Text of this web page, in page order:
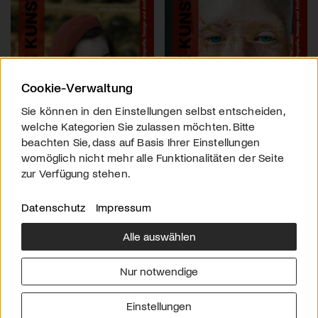
Über uns
Downloads
Werben
Impressum
Cookie-Verwaltung
Sie können in den Einstellungen selbst entscheiden,
welche Kategorien Sie zulassen möchten. Bitte
beachten Sie, dass auf Basis Ihrer Einstellungen
womöglich nicht mehr alle Funktionalitäten der Seite
zur Verfügung stehen.
Datenschutz Impressum
Alle auswählen
Nur notwendige
Einstellungen